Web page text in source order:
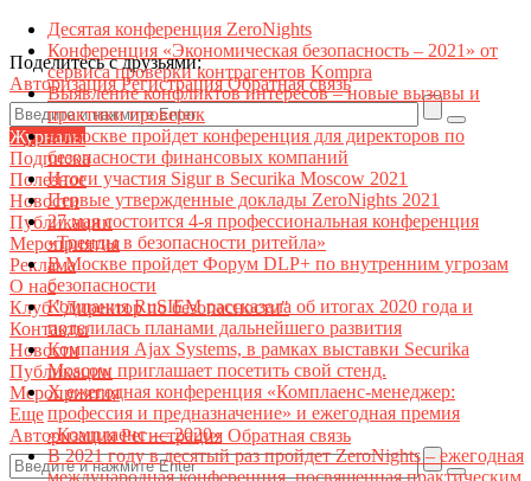
Поделитесь с друзьями:
АвторизацияРегистрацияОбратная связь
Журналы
Подписка
Полезное
Новости
Публикации
Мероприятия
Реклама
О нас
Клуб "Директор по безопасности"
Контакты
Новости
Публикации
Мероприятия
Еще
АвторизацияРегистрация Обратная связь
Десятая конференция ZeroNights
Конференция «Экономическая безопасность – 2021» от
сервиса проверки контрагентов Kompra
Выявление конфликтов интересов – новые вызовы и
практики проверок
В Москве пройдет конференция для директоров по
безопасности финансовых компаний
Итоги участия Sigur в Securika Moscow 2021
Первые утвержденные доклады ZeroNights 2021
27 мая состоится 4-я профессиональная конференция
«Тренды в безопасности ритейла»
В Москве пройдет Форум DLP+ по внутренним угрозам
безопасности
Компания RuSIEM рассказала об итогах 2020 года и
поделилась планами дальнейшего развития
Компания Ajax Systems, в рамках выставки Securika
Moscow приглашает посетить свой стенд.
X ежегодная конференция «Комплаенс-менеджер:
профессия и предназначение» и ежегодная премия
«Комплаенс — 2020»
В 2021 году в десятый раз пройдет ZeroNights – ежегодная
международная конференция, посвященная практическим